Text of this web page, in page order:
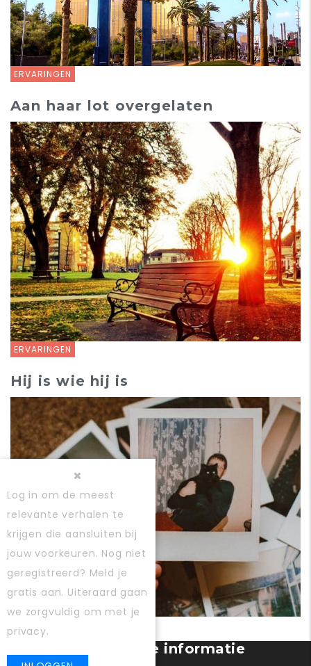
ERVARINGEN
ERVARINGEN
Aan haar lot overgelaten
ERVARINGEN
Hij is wie hij is
Gebruiker registratie informatie
Log in om de meest
relevante verhalen te
krijgen die aansluiten bij
jouw voorkeuren. Nog niet
geregistreerd? Meld je
gratis aan. Uiteraard gaan
we zorgvuldig om met je
privacy.